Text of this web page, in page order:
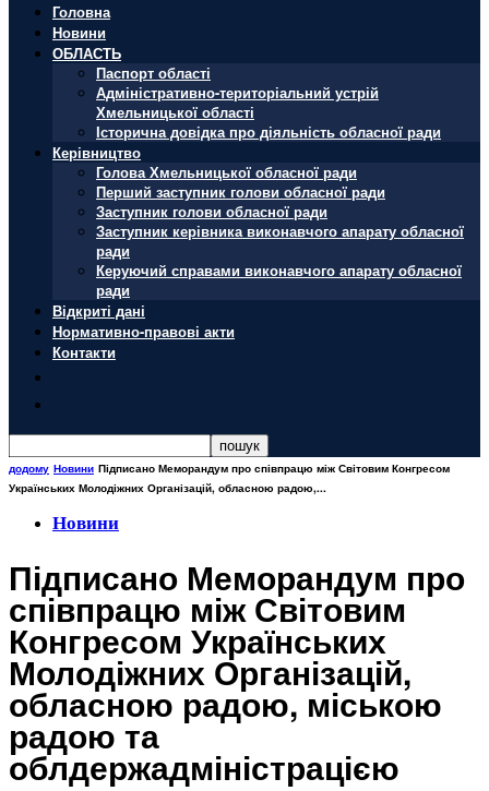
Головна
Новини
ОБЛАСТЬ
Паспорт області
Адміністративно-територіальний устрій
Хмельницької області
Історична довідка про діяльність обласної ради
Керівництво
Голова Хмельницької обласної ради
Перший заступник голови обласної ради
Заступник голови обласної ради
Заступник керівника виконавчого апарату обласної
ради
Керуючий справами виконавчого апарату обласної
ради
Відкриті дані
Нормативно-правові акти
Контакти
додому Новини Підписано Меморандум про співпрацю між Світовим Конгресом
Українських Молодіжних Організацій, обласною радою,...
Новини
Підписано Меморандум про
співпрацю між Світовим
Конгресом Українських
Молодіжних Організацій,
обласною радою, міською
радою та
облдержадміністрацією